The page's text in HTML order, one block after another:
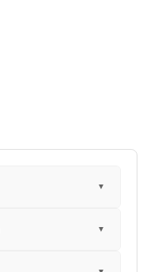
▼
▼